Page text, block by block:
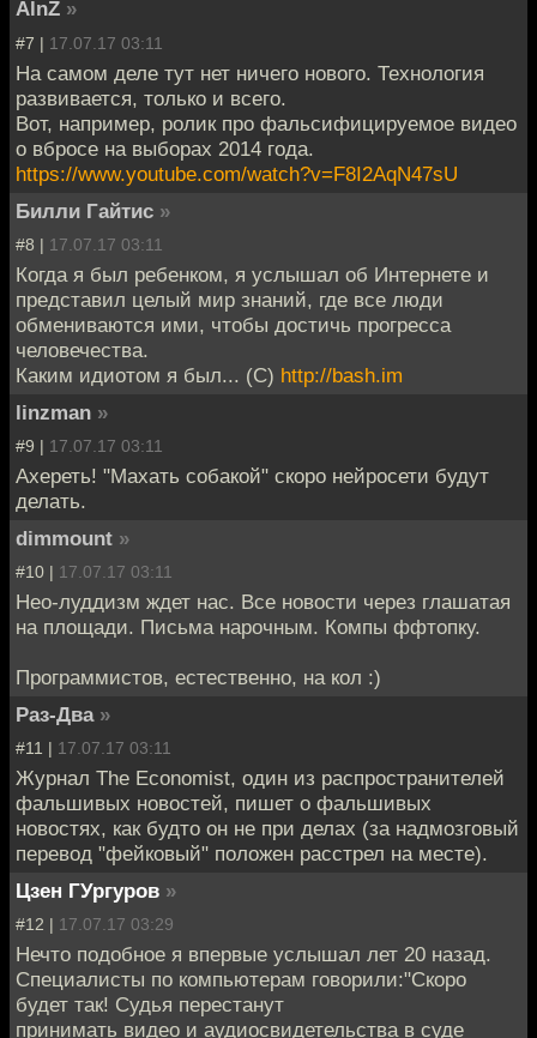
AlnZ »
#7 | 17.07.17 03:11
На самом деле тут нет ничего нового. Технология
развивается, только и всего.
Вот, например, ролик про фальсифицируемое видео
о вбросе на выборах 2014 года.
https://www.youtube.com/watch?v=F8I2AqN47sU
Билли Гайтис »
#8 | 17.07.17 03:11
Когда я был ребенком, я услышал об Интернете и
представил целый мир знаний, где все люди
обмениваются ими, чтобы достичь прогресса
человечества.
Каким идиотом я был... (С) http://bash.im
linzman »
#9 | 17.07.17 03:11
Ахереть! "Махать собакой" скоро нейросети будут
делать.
dimmount »
#10 | 17.07.17 03:11
Нео-луддизм ждет нас. Все новости через глашатая
на площади. Письма нарочным. Компы ффтопку.
Программистов, естественно, на кол :)
Раз-Два »
#11 | 17.07.17 03:11
Журнал The Economist, один из распространителей
фальшивых новостей, пишет о фальшивых
новостях, как будто он не при делах (за надмозговый
перевод "фейковый" положен расстрел на месте).
Цзен ГУргуров »
#12 | 17.07.17 03:29
Нечто подобное я впервые услышал лет 20 назад.
Специалисты по компьютерам говорили:"Скоро
будет так! Судья перестанут
принимать видео и аудиосвидетельства в суде